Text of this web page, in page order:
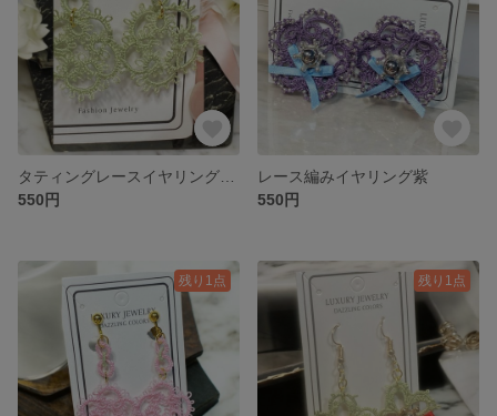
550円
レース編みイヤリング紫
550円
残り1点 残り1点